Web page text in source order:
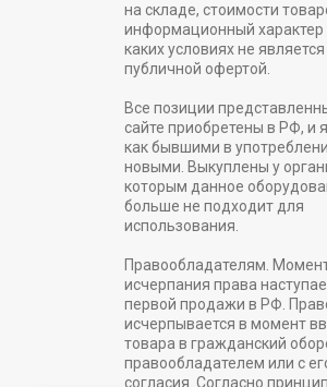
на складе, стоимости
информационный характер
каких условиях не является
публичной офертой.
Все позиции
сайте приобретены в РФ, и
как бывшими в
новыми. Выкуплены у
которым данное
больше не подходит для
использования.
Правообладателям.
исчерпания права
первой продажи в РФ.
исчерпывается в момент
товара в гражданский
правообладателем или с
согласия. Согласно